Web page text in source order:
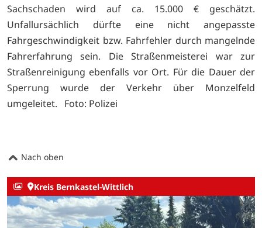
Sachschaden wird auf ca. 15.000 € geschätzt.
Unfallursächlich dürfte eine nicht angepasste
Fahrgeschwindigkeit bzw. Fahrfehler durch mangelnde
Fahrerfahrung sein. Die Straßenmeisterei war zur
Straßenreinigung ebenfalls vor Ort. Für die Dauer der
Sperrung wurde der Verkehr über Monzelfeld
umgeleitet. Foto: Polizei
Nach oben
Kreis Bernkastel-Wittlich